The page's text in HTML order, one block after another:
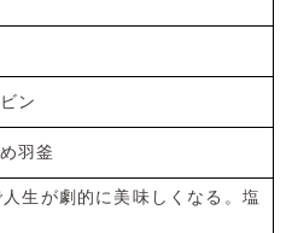
ン
羽釜
生が劇的に美味しくなる。塩